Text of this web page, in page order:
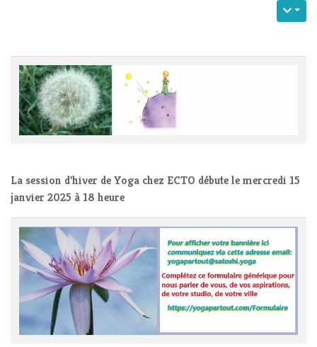
La session d'hiver de Yoga chez ECTO débute le mercredi 15
janvier 2025 à 18 heure